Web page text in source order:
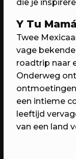
6 jaar
Een avond
beste van
die je
Y Tu
Twee
vage
roadtrip naar
Onderweg
een intieme
leeftijd
van een land